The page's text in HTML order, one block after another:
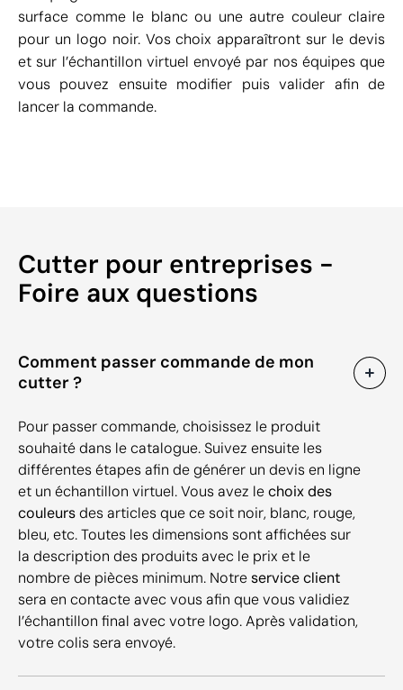
surface comme le blanc ou une autre couleur claire
pour un logo noir. Vos choix apparaîtront sur le devis
et sur l’échantillon virtuel envoyé par nos équipes que
vous pouvez ensuite modifier puis valider afin de
lancer la commande.
Cutter pour entreprises -
Foire aux questions
Comment passer commande de mon
cutter ?
Pour passer commande, choisissez le produit
souhaité dans le catalogue. Suivez ensuite les
différentes étapes afin de générer un devis en ligne
et un échantillon virtuel. Vous avez lechoix des
couleursdes articles que ce soit noir, blanc, rouge,
bleu, etc. Toutes les dimensions sont affichées sur
la description des produits avec le prix et le
nombre de pièces minimum. Notreservice client
sera en contacte avec vous afin que vous validiez
l’échantillon final avec votre logo. Après validation,
votre colis sera envoyé.